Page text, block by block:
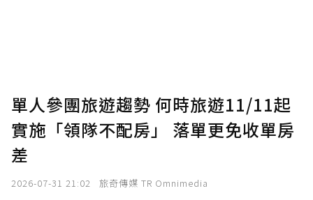
單人參團旅遊趨勢 何時旅遊11/11起
實施「領隊不配房」 落單更免收單房
差
2026-07-31 21:02 旅奇傳媒 TR Omnimedia